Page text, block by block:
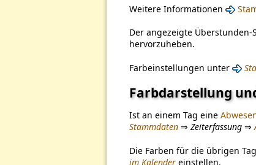
Weitere Informationen
Der angezeigte
hervorzuheben.
Farbeinstellungen unter
Farbdarstellung
Ist an einem Tag eine
Stammdaten ⇒ Zeiterfassung ⇒
Die Farben für die übrigen
im Kalender einstellen.